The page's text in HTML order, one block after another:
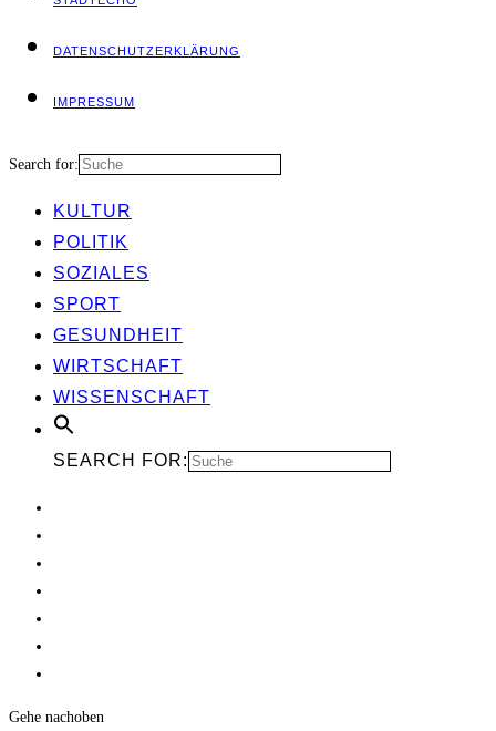
DATEN­SCHUTZ­ER­KLÄ­RUNG
IMPRES­SUM
Search for:
KUL­TUR
POLI­TIK
SOZIA­LES
SPORT
GESUND­HEIT
WIRT­SCHAFT
WIS­SEN­SCHAFT
SEARCH FOR:
Gehe nachoben